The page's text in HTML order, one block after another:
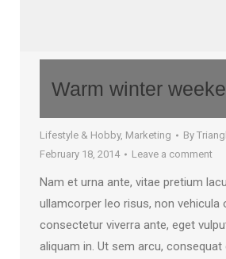
Warm winter
Lifestyle & Hobby, Marketing By
February 18, 2014
Leave a comment
Nam et urna ante, vitae pretium
ullamcorper leo risus, non vehicula
consectetur viverra ante, eget
aliquam in. Ut sem arcu, consequat